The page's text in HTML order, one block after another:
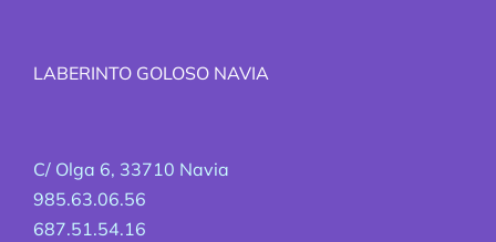
LABERINTO GOLOSO NAVIA
C/ Olga 6, 33710 Navia
985.63.06.56
687.51.54.16